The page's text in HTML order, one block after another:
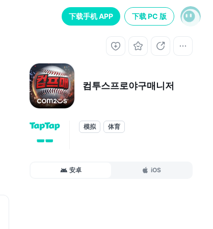
下载手机 APP 下载 PC 版
컴투스프로야구매니저
--
模拟 体育
安卓 iOS